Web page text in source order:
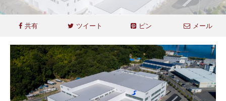
共有 ツイート ピン メール